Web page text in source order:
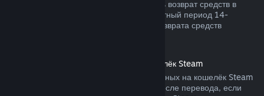
до даты её выхода, вы можете запросить возврат средств в
любой момент до её выпуска, а стандартный период 14-
дневного и двухчасового лимитов для возврата средств
Возврат средств, переведённых на кошелёк Steam
Вы можете запросить возврат переведённых на кошелёк Steam
средств в течение четырнадцати дней после перевода, если